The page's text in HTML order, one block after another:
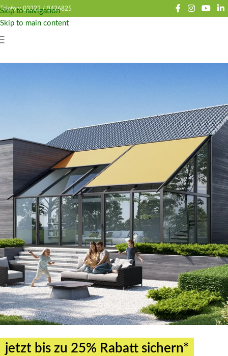
Skip to navigation
Skip to main content
Telefon: 03322 /8426825
jetzt bis zu 25% Rabatt sichern*